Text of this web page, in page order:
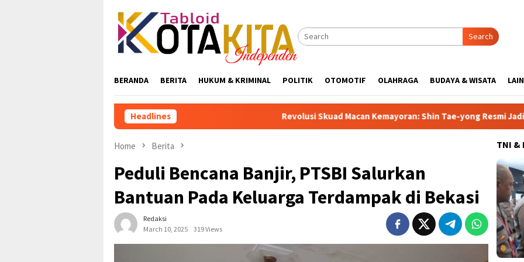
content
Search
BERANDA BERITA HUKUM & KRIMINAL POLITIK OTOMOTIF OLAHRAGA BUDAYA & WISATA
HeadlinesRevolusi Skuad Macan Kemayoran: Shin Tae-yong Resmi Jadi Juru Kunci Bursa Transfer
Home Berita
Peduli Bencana Banjir, PTSBI Salurkan
Bantuan Pada Keluarga Terdampak di Bekasi
Redaksi
March 10, 2025
319 Views
TNI &